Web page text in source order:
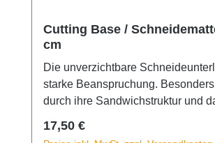
Cutting Base /
cm
Die unverzichtbare
starke Beanspruchung. Besonders langlebig
durch ihre Sandwichstruktur und
Die Matte ist fünfach beschichtet
Regulärer Preis:
17,50 €